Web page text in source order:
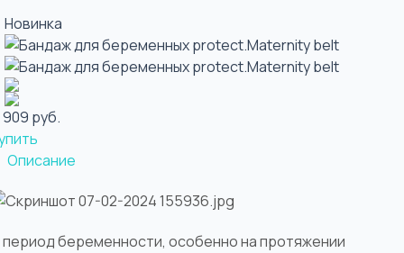
Новинка
руб.
Описание
период беременности, особенно на протяжении